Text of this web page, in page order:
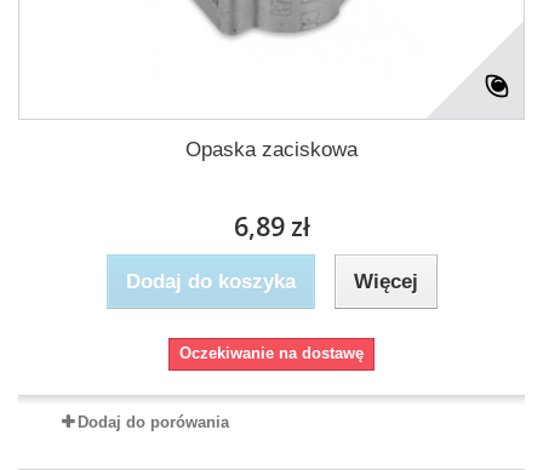
Opaska zaciskowa
6,89 zł
Dodaj do koszyka Więcej
Oczekiwanie na dostawę
Dodaj do porówania